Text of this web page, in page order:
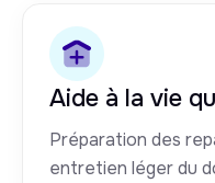
Aide à la vie
Préparation des
entretien léger du